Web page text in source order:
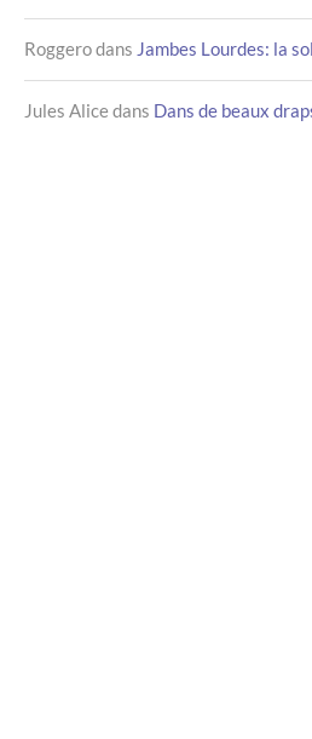
Roggerodans Jambes Lourdes: la
Jules Alicedans Dans de beaux